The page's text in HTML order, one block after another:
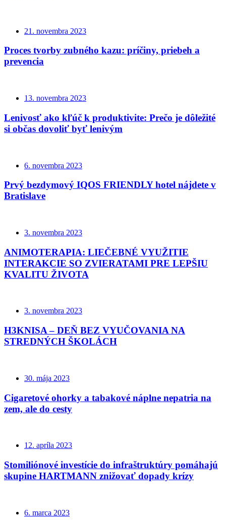
21. novembra 2023
Proces tvorby zubného kazu: príčiny, priebeh a
prevencia
13. novembra 2023
Lenivosť ako kľúč k produktivite: Prečo je dôležité
si občas dovoliť byť lenivým
6. novembra 2023
Prvý bezdymový IQOS FRIENDLY hotel nájdete v
Bratislave
3. novembra 2023
ANIMOTERAPIA: LIEČEBNÉ VYUŽITIE
INTERAKCIE SO ZVIERATAMI PRE LEPŠIU
KVALITU ŽIVOTA
3. novembra 2023
H3KNISA – DEŇ BEZ VYUČOVANIA NA
STREDNÝCH ŠKOLÁCH
30. mája 2023
Cigaretové ohorky a tabakové náplne nepatria na
zem, ale do cesty
12. apríla 2023
Stomiliónové investície do infraštruktúry pomáhajú
skupine HARTMANN znižovať dopady krízy
6. marca 2023